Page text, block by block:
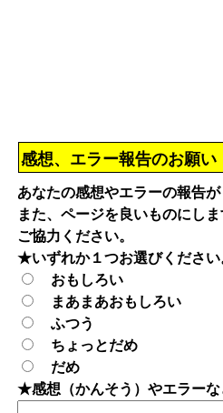
感想、エラー報告のお願い
あなたの感想やエラーの報告
また、ページを良いものにしま
ご協力ください。
★いずれか１つお選びください
おもしろい
まあまあおもしろい
ふつう
ちょっとだめ
だめ
★感想（かんそう）やエラーな